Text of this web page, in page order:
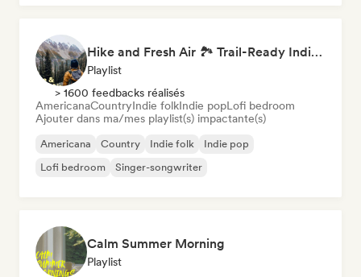
Hike and Fresh Air 🏞️ Trail-Ready Indie Folk & Acoustic
Playlist
> 1600 feedbacks réalisés
AmericanaCountryIndie folkIndie popLofi bedroom
Ajouter dans ma/mes playlist(s) impactante(s)
Americana Country Indie folk
Indie pop
Lofi bedroom
Singer-songwriter
Calm Summer Morning
Playlist